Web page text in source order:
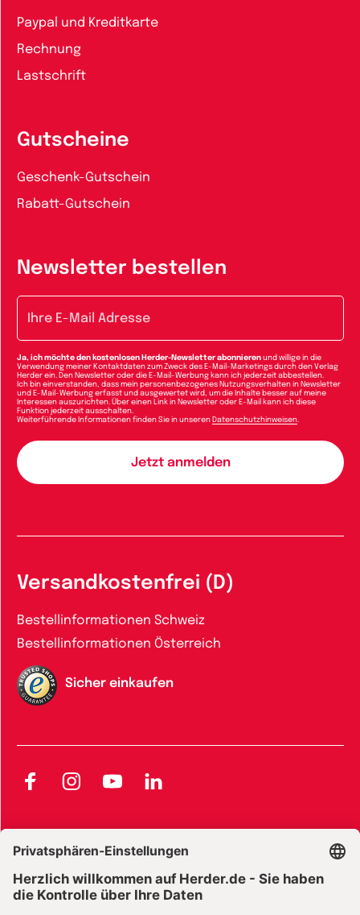
Paypal und Kreditkarte
Rechnung
Lastschrift
Gutscheine
Geschenk-Gutschein
Rabatt-Gutschein
Newsletter bestellen
Ja, ich möchte den kostenlosen Herder-Newsletter abonnieren und willige in die
Verwendung meiner Kontaktdaten zum Zweck des E-Mail-Marketings durch den Verlag
Herder ein. Den Newsletter oder die E-Mail-Werbung kann ich jederzeit abbestellen.
Ich bin einverstanden, dass mein personenbezogenes Nutzungsverhalten in Newsletter
und E-Mail-Werbung erfasst und ausgewertet wird, um die Inhalte besser auf meine
Interessen auszurichten. Über einen Link in Newsletter oder E-Mail kann ich diese
Funktion jederzeit ausschalten.
Weiterführende Informationen finden Sie in unseren Datenschutzhinweisen.
Versandkostenfrei (D)
Bestellinformationen Schweiz
Bestellinformationen Österreich
Sicher einkaufen
FacebookInstagramYouTubeLinkedIn
Widerrufsbelehrung E-Books
Widerrufsbelehrung Zeitschriften Datenschutz
Datenschutz Social Media Barrierefreiheit